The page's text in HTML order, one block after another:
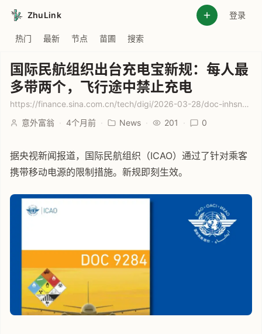
ZhuLink 登录
热门 最新 节点 苗圃 搜索
国际民航组织出台充电宝新规：每人最
多带两个，飞行途中禁止充电
https://finance.sina.com.cn/tech/digi/2026-03-28/doc-inhsnuux9006081.shtml
意外富翁 · 4个月前 · News · 201 · 0
据央视新闻报道，国际民航组织（ICAO）通过了针对乘客
携带移动电源的限制措施。新规即刻生效。